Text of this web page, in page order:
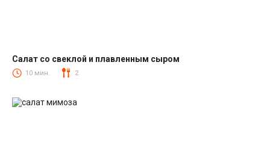
Салаты со свеклой
Салат со свеклой и плавленным сыром
10 мин. 2